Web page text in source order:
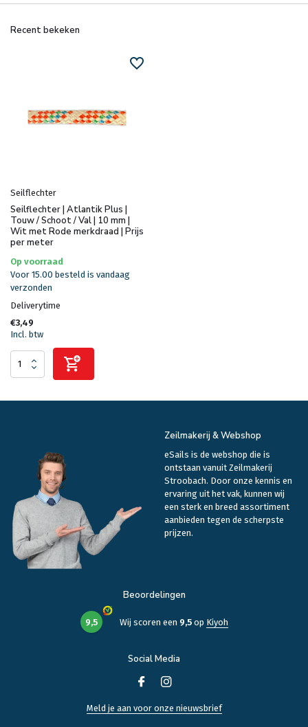
Recent bekeken
Seilflechter
Seilflechter | Atlantik Plus |
Touw / Schoot / Val | 10 mm |
Wit met Rode merkdraad | Prijs
per meter
Op voorraad
Voor 15.00 besteld is vandaag
verzonden
Deliverytime
€3,49
Incl. btw
Zeilmakerij & Webshop
eSails is de webshop die is
ontstaan vanuit Zeilmakerij
Stroobach. Door onze kennis en
ervaring uit het vak, kunnen wij
een sterk en breed assortiment
aanbieden tegen de scherpste
prijzen.
Beoordelingen
9,5 Wij scoren een 9,5op Kiyoh
Social Media
Meld je aan voor onze nieuwsbrief